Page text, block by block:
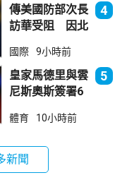
傾銷
傳美國防部次長
訪華受阻 因北
售
4
國際 9小時前
皇家馬德里與雲
尼斯奧斯簽署6
5
體育 10小時前
新聞